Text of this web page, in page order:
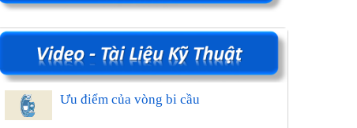
Ưu điểm của vòng bi cầu